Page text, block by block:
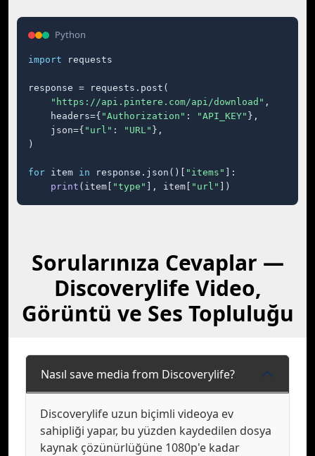
Python
import requests
response = requests.post(
"https://api.pintere.com/api/download" ,
    headers={
"Authorization" : "API_KEY" },
    json={
"url" : "URL" },
)
for item in response.json()[ "items"
]:
print (item[ "type" ], item[ "url" ])
Sorularınıza Cevaplar —
Discoverylife Video,
Görüntü ve Ses Topluluğu
Nasıl save media from Discoverylife?
Discoverylife uzun biçimli videoya ev
sahipliği yapar, bu yüzden kaydedilen dosya
kaynak çözünürlüğüne 1080p'e kadar